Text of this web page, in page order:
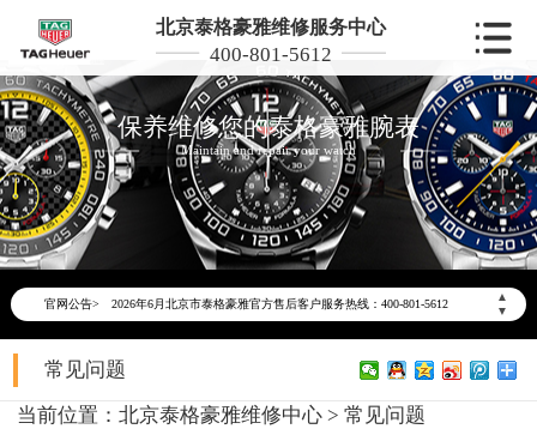
北京泰格豪雅维修服务中心
400-801-5612
保养维修您的泰格豪雅腕表
Maintain and repair your watch
官网公告>
▲
▼
2026年6月泰格豪雅北京市售后服务网络优化升级公告
2026年6月北京市泰格豪雅官方售后客户服务热线：400-801-5612
2026年6月泰格豪雅售后服务中心最新网点地址：
北京市东城区东长安街1号东方广场写字楼W3座6层602室（需提前预约）
常见问题
当前位置： 北京泰格豪雅维修中心 > 常见问题